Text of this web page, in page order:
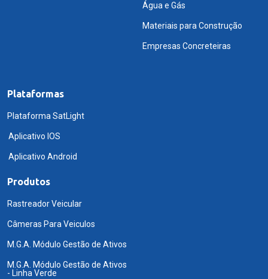
Água e Gás
Materiais para Construção
Empresas Concreteiras
Plataformas
Plataforma SatLight
Aplicativo IOS
Aplicativo Android
Produtos
Rastreador Veicular
Câmeras Para Veiculos
M.G.A. Módulo Gestão de Ativos
M.G.A. Módulo Gestão de Ativos
- Linha Verde